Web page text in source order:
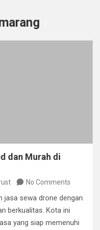
dan Murah di
No Comments
jasa sewa drone dengan
berkualitas. Kota ini
yang siap memenuhi